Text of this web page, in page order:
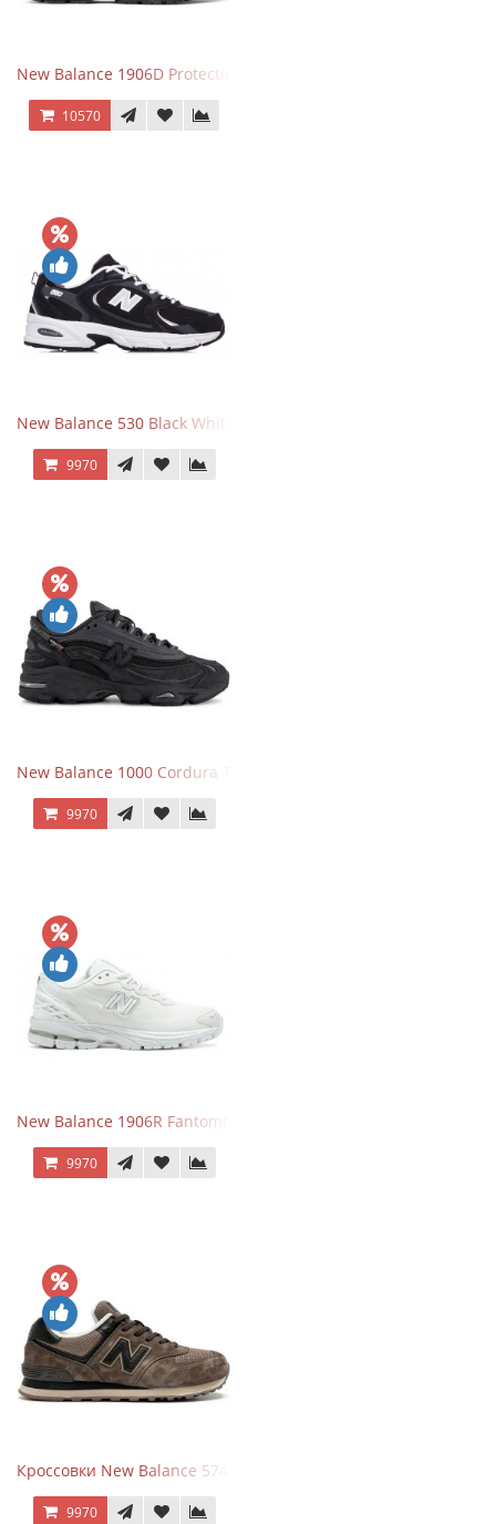
New Balance 1906D Protection Pack Turtledove
10570
New Balance 530 Black White Silver
9970
New Balance 1000 Cordura Trainers Black Cement
9970
New Balance 1906R Fantomfit White
9970
Кроссовки New Balance 574 Umber Black
9970